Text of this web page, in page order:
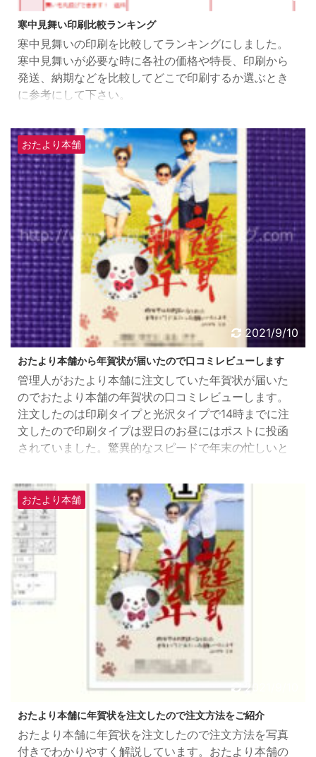
寒中見舞い印刷比較ランキング
寒中見舞いの印刷を比較してランキングにしました。
寒中見舞いが必要な時に各社の価格や特長、印刷から
発送、納期などを比較してどこで印刷するか選ぶとき
に参考にして下さい。
おたより本舗
2021/9/10
おたより本舗から年賀状が届いたので口コミレビューします
管理人がおたより本舗に注文していた年賀状が届いた
のでおたより本舗の年賀状の口コミレビューします。
注文したのは印刷タイプと光沢タイプで14時までに注
文したので印刷タイプは翌日のお昼にはポストに投函
されていました。驚異的なスピードで年末の忙しいと
おたより本舗
2021/9/10
おたより本舗に年賀状を注文したので注文方法をご紹介
おたより本舗に年賀状を注文したので注文方法を写真
付きでわかりやすく解説しています。おたより本舗の